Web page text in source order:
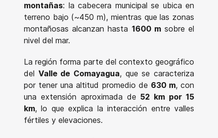
montañas: la cabecera municipal se ubica en
terreno bajo (~450 m), mientras que las zonas
montañosas alcanzan hasta 1600 msobre el
nivel del mar.
La región forma parte del contexto geográfico
del Valle de Comayagua, que se caracteriza
por tener una altitud promedio de 630 m, con
una extensión aproximada de 52 km por 15
km, lo que explica la interacción entre valles
fértiles y elevaciones.